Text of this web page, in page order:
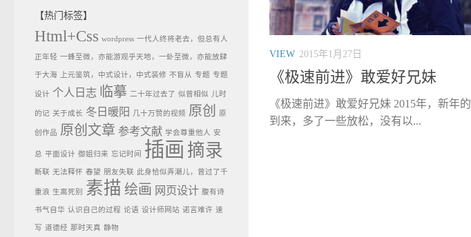
VIEW 2015年1月27日
《极速前进》敢爱好兄妹
《极速前进》敢爱好兄妹 2015年，新年的
到来，多了一些放松，没有以...
【热门标签】
Html+Css wordpress 一代人终将老去，但总有人
正年轻 一蜂至微，亦能游观乎天地，一虲至微，亦能放肆
于大海 上元鉴筑，中式设计，中式装修 不盲从 专题 专题
设计 个人日志 临摹 二十年过去了 似曾相似 儿时
的记 关于成长 冬日暖阳 几十万赞的视频 原创 原
创作品 原创文章 参考文献 学会尊重他人 安
总 平面设计 御姐归来 忘记时间 插画 摘录
断联 无法释怀 春望 朋友失联 此身恰似弄潮儿，曾过了千
重浪 生离死别 素描 绘画 网页设计 腹有诗
书气自华 认识自己的过程 论语 设计师网站 诺言难许 速
写 道德经 那时天真 静物